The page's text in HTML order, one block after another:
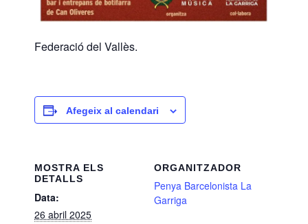
Federació del Vallès.
Afegeix al calendari
MOSTRA ELS
DETALLS
Data:
26 abril 2025
ORGANITZADOR
Penya Barcelonista La
Garriga